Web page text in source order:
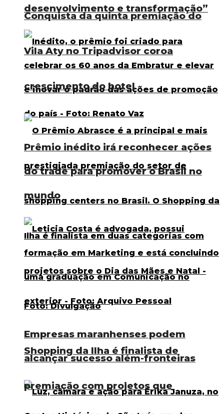
desenvolvimento e transformação”
Prêmio inédito irá reconhecer ações
do trade para promover o Brasil no
mundo
Empresas maranhenses podem
alcançar sucesso além-fronteiras
Conquista da quinta premiação do
Vila Aty no Tripadvisor coroa
crescimento do hotel
Shopping da Ilha é finalista de
premiação com projetos que